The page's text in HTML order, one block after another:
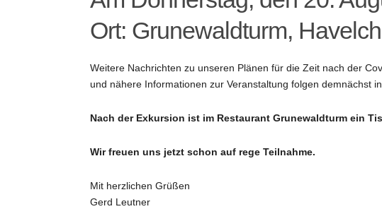
Ort: Grunewaldturm,
Weitere Nachrichten zu unseren Plänen für die Zeit nach der
und nähere Informationen zur Veranstaltung folgen demnächst
Nach der Exkursion ist im Restaurant Grunewaldturm ein
Wir freuen uns jetzt schon auf rege Teilnahme.
Mit herzlichen Grüßen
Gerd Leutner